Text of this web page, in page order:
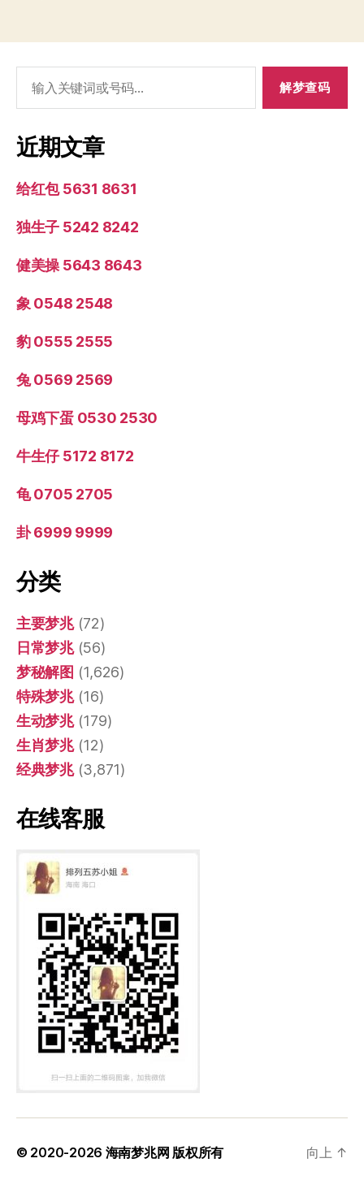
索：
近期文章
给红包 5631 8631
独生子 5242 8242
健美操 5643 8643
象 0548 2548
豹 0555 2555
兔 0569 2569
母鸡下蛋 0530 2530
牛生仔 5172 8172
龟 0705 2705
卦 6999 9999
分类
主要梦兆(72)
日常梦兆(56)
梦秘解图 (1,626)
特殊梦兆(16)
生动梦兆(179)
生肖梦兆(12)
经典梦兆(3,871)
在线客服
© 2020-2026 海南梦兆网 版权所有 向上 ↑